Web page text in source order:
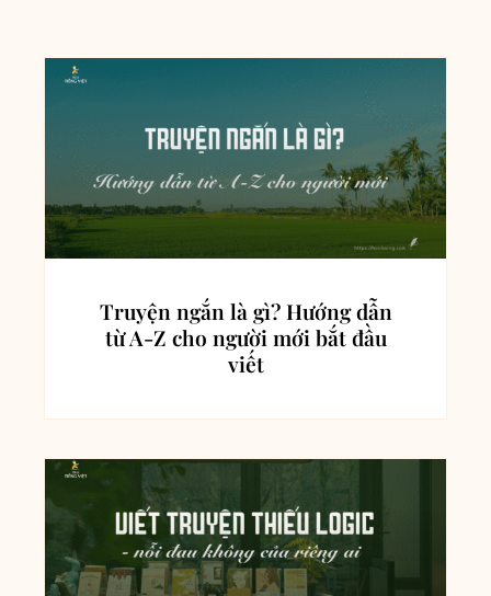
Truyện ngắn là gì? Hướng dẫn
từ A-Z cho người mới bắt đầu
viết